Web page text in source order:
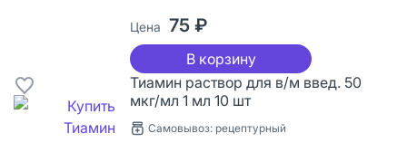
Цена 75 ₽
В корзину
Тиамин раствор для в/м введ. 50
мкг/мл 1 мл 10 шт
Самовывоз: рецептурный